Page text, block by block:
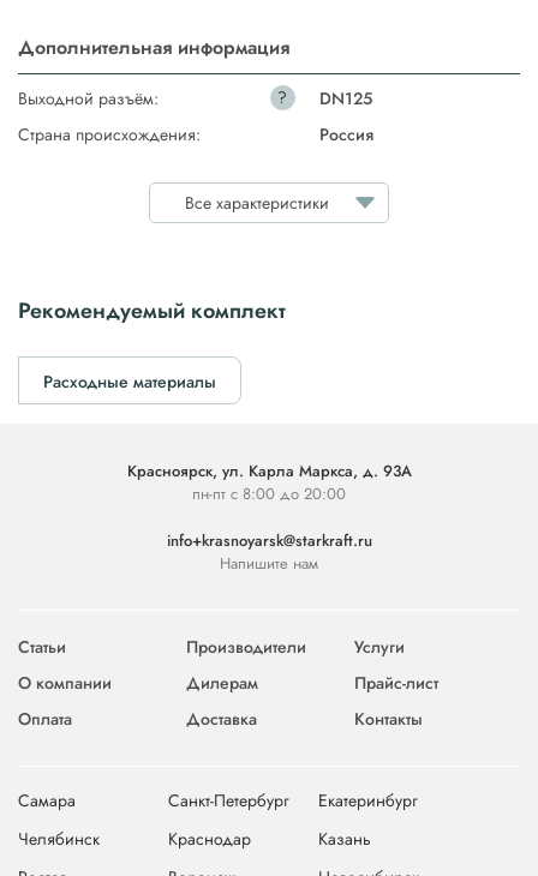
Дополнительная информация
Выходной разъём: ?
DN125
Страна происхождения:
Россия
Все характеристики
Рекомендуемый комплект
Расходные материалы
Красноярск, ул. Карла Маркса, д. 93А
пн-пт с 8:00 до 20:00
info+krasnoyarsk@starkraft.ru
Напишите нам
Статьи Производители
Услуги
О компании
Дилерам
Прайс-лист
Оплата
Доставка Контакты
Самара Санкт-Петербург
Екатеринбург
Челябинск
Краснодар
Казань